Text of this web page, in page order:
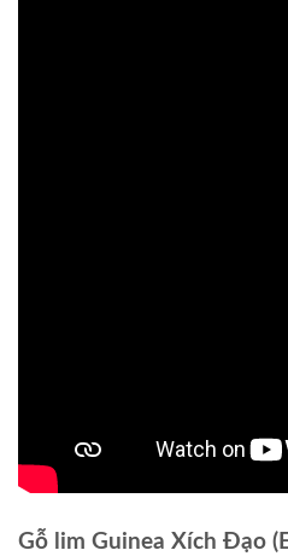
Gỗ lim Guinea Xích Đạo